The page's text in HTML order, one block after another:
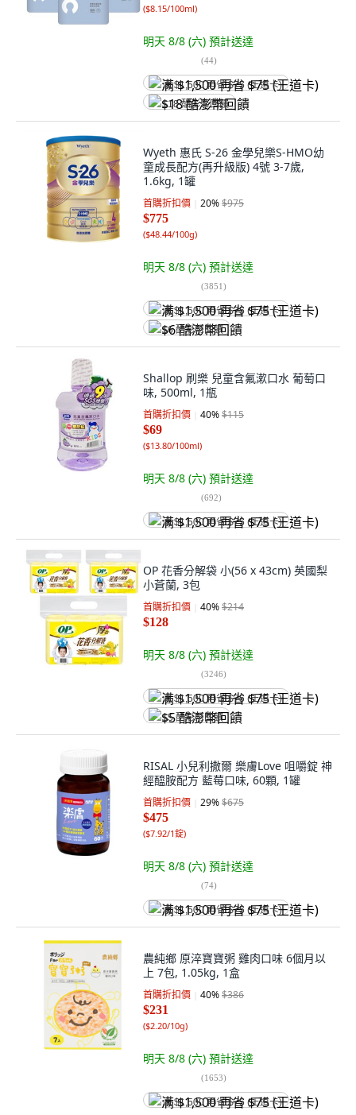
($8.15/100ml)
明天 8/8 (六) 預計送達
(44)
满 $1,500 再省 $75 (王道卡)
$18 酷澎幣回饋
Wyeth 惠氏 S-26 金學兒樂S-HMO幼
童成長配方(再升級版) 4號 3-7歲,
1.6kg, 1罐
首購折扣價 20%$975
$775
($48.44/100g)
明天 8/8 (六) 預計送達
(3851)
满 $1,500 再省 $75 (王道卡)
$6 酷澎幣回饋
Shallop 刷樂 兒童含氟漱口水 葡萄口
味, 500ml, 1瓶
首購折扣價 40%$115
$69
($13.80/100ml)
明天 8/8 (六) 預計送達
(692)
满 $1,500 再省 $75 (王道卡)
OP 花香分解袋 小(56 x 43cm) 英國梨
小蒼蘭, 3包
首購折扣價 40%$214
$128
明天 8/8 (六) 預計送達
(3246)
满 $1,500 再省 $75 (王道卡)
$5 酷澎幣回饋
RISAL 小兒利撒爾 樂膚Love 咀嚼錠 神
經醯胺配方 藍莓口味, 60顆, 1罐
首購折扣價 29%$675
$475
($7.92/1錠)
明天 8/8 (六) 預計送達
(74)
满 $1,500 再省 $75 (王道卡)
農純鄉 原淬寶寶粥 雞肉口味 6個月以
上 7包, 1.05kg, 1盒
首購折扣價 40%$386
$231
($2.20/10g)
明天 8/8 (六) 預計送達
(1653)
满 $1,500 再省 $75 (王道卡)